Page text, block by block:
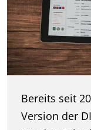
Bereits seit
Version der